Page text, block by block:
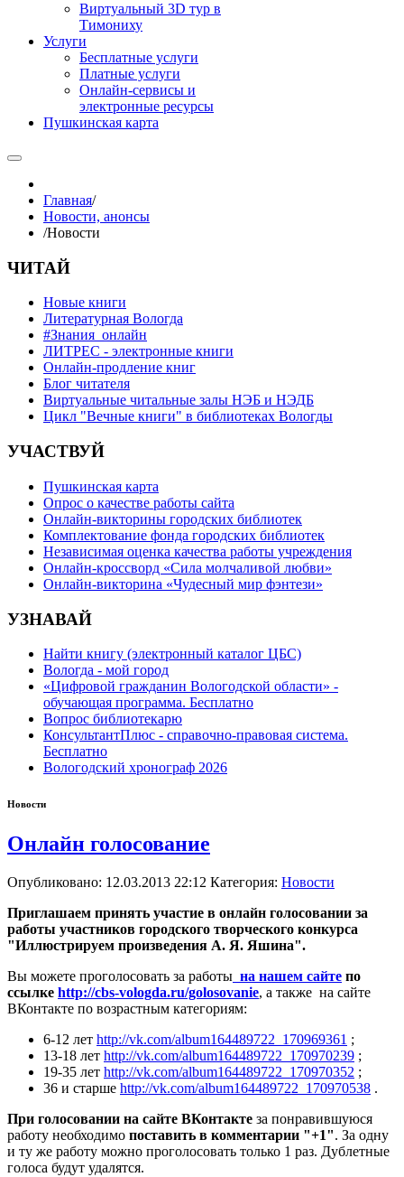
Виртуальный 3D тур в
Тимониху
Услуги
Бесплатные услуги
Платные услуги
Онлайн-сервисы и
электронные ресурсы
Пушкинская карта
Главная/
Новости, анонсы
/Новости
ЧИТАЙ
Новые книги
Литературная Вологда
#Знания_онлайн
ЛИТРЕС - электронные книги
Онлайн-продление книг
Блог читателя
Виртуальные читальные залы НЭБ и НЭДБ
Цикл "Вечные книги" в библиотеках Вологды
УЧАСТВУЙ
Пушкинская карта
Опрос о качестве работы сайта
Онлайн-викторины городских библиотек
Комплектование фонда городских библиотек
Независимая оценка качества работы учреждения
Онлайн-кроссворд «Сила молчаливой любви»
Онлайн-викторина «Чудесный мир фэнтези»
УЗНАВАЙ
Найти книгу (электронный каталог ЦБС)
Вологда - мой город
«Цифровой гражданин Вологодской области» -
обучающая программа. Бесплатно
Вопрос библиотекарю
КонсультантПлюс - справочно-правовая система.
Бесплатно
Вологодский хронограф 2026
Новости
Онлайн голосование
Опубликовано: 12.03.2013 22:12 Категория: Новости
Приглашаем принять участие в онлайн голосовании за
работы участников городского творческого конкурса
"Иллюстрируем произведения А. Я. Яшина".
Вы можете проголосовать за работы на нашем сайте по
ссылке http://cbs-vologda.ru/golosovanie, а также на сайте
ВКонтакте по возрастным категориям:
6-12 лет http://vk.com/album164489722_170969361 ;
13-18 лет http://vk.com/album164489722_170970239 ;
19-35 лет http://vk.com/album164489722_170970352 ;
36 и старше http://vk.com/album164489722_170970538 .
При голосовании на сайте ВКонтакте за понравившуюся
работу необходимо поставить в комментарии "+1". За одну
и ту же работу можно проголосовать только 1 раз. Дублетные
голоса будут удалятся.